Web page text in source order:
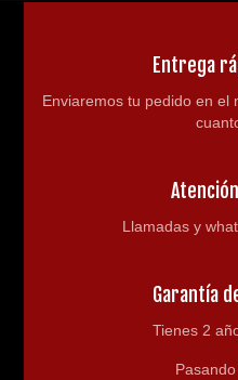
Entrega
Enviaremos tu pedido en el
Llamadas y
Garantía
Tienes 2